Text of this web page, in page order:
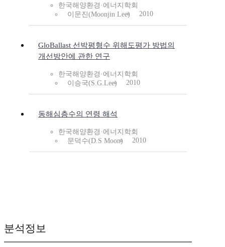
한국해양환경·에너지학회
이문진(Moonjin Lee)
2010
GloBallast 선박평형수 위해도평가 방법의
개선방안에 관한 연구
한국해양환경·에너지학회
이승국(S.G.Lee)
2010
동해심층수의 연령 해석
한국해양환경·에너지학회
문덕수(D.S Moon)
2010
분석정보